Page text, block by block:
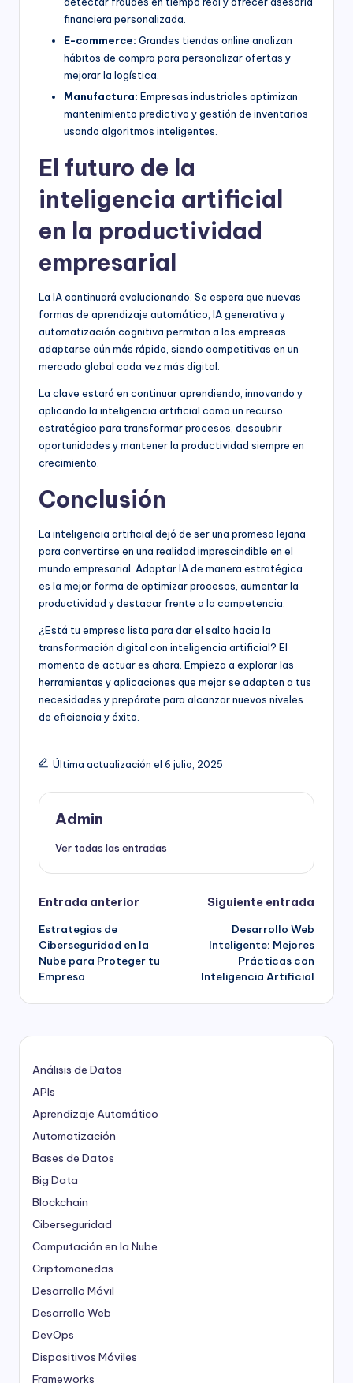
financiera personalizada.
E-commerce: Grandes tiendas online analizan
hábitos de compra para personalizar ofertas y
mejorar la logística.
Manufactura: Empresas industriales optimizan
mantenimiento predictivo y gestión de inventarios
usando algoritmos inteligentes.
El futuro de la
inteligencia artificial
en la productividad
empresarial
La IA continuará evolucionando. Se espera que nuevas
formas de aprendizaje automático, IA generativa y
automatización cognitiva permitan a las empresas
adaptarse aún más rápido, siendo competitivas en un
mercado global cada vez más digital.
La clave estará en continuar aprendiendo, innovando y
aplicando la inteligencia artificial como un recurso
estratégico para transformar procesos, descubrir
oportunidades y mantener la productividad siempre en
crecimiento.
Conclusión
La inteligencia artificial dejó de ser una promesa lejana
para convertirse en una realidad imprescindible en el
mundo empresarial. Adoptar IA de manera estratégica
es la mejor forma de optimizar procesos, aumentar la
productividad y destacar frente a la competencia.
¿Está tu empresa lista para dar el salto hacia la
transformación digital con inteligencia artificial? El
momento de actuar es ahora. Empieza a explorar las
herramientas y aplicaciones que mejor se adapten a tus
necesidades y prepárate para alcanzar nuevos niveles
de eficiencia y éxito.
Última actualización el 6 julio, 2025
Admin
Ver todas las entradas
Navegación
de
entradas
Entrada anterior
Estrategias de
Ciberseguridad en la
Nube para Proteger tu
Empresa
Siguiente entrada
Desarrollo Web
Inteligente: Mejores
Prácticas con
Inteligencia Artificial
Análisis de Datos
APIs
Aprendizaje Automático
Automatización
Bases de Datos
Big Data
Blockchain
Ciberseguridad
Computación en la Nube
Criptomonedas
Desarrollo Móvil
Desarrollo Web
DevOps
Dispositivos Móviles
Frameworks